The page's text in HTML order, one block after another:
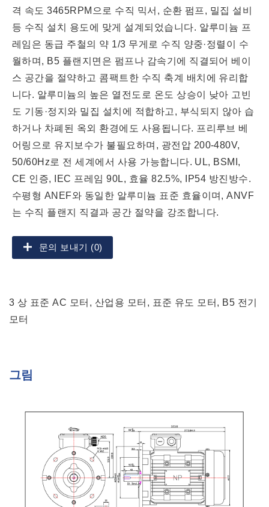
격 속도 3465RPM으로 수직 믹서, 순환 펌프, 밀집 설비
등 수직 설치 용도에 맞게 설계되었습니다. 알루미늄 프
레임은 동급 주철의 약 1/3 무게로 수직 양중·정렬이 수
월하며, B5 플랜지면은 펌프나 감속기에 직결되어 베이
스 공간을 절약하고 콤팩트한 수직 축계 배치에 유리합
니다. 알루미늄의 높은 열전도로 온도 상승이 낮아 고빈
도 기동·정지와 밀집 설치에 적합하고, 부식되지 않아 습
하거나 차폐된 옥외 환경에도 사용됩니다. 프리루브 베
어링으로 유지보수가 불필요하며, 광전압 200-480V,
50/60Hz로 전 세계에서 사용 가능합니다. UL, BSMI,
CE 인증, IEC 프레임 90L, 효율 82.5%, IP54 방진방수.
수평형 ANEF와 동일한 알루미늄 표준 효율이며, ANVF
는 수직 플랜지 직결과 공간 절약을 강조합니다.
문의 보내기 (0)
3 상 표준 AC 모터, 산업용 모터, 표준 유도 모터, B5 전기
모터
그림